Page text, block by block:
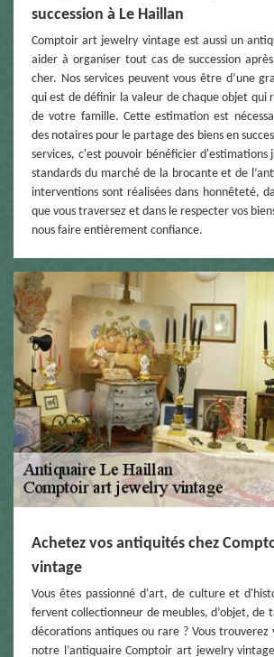
succession à Le Haillan
Comptoir art jewelry vintage est aussi un
aider à organiser tout cas de succession
cher. Nos services peuvent vous être d’une
qui est de définir la valeur de chaque objet qui
de votre famille. Cette estimation est
des notaires pour le partage des biens en
services, c'est pouvoir bénéficier d'estimations
standards du marché de la brocante et de
interventions sont réalisées dans honnêteté,
que vous traversez et dans le respecter vos
nous faire entièrement confiance.
Achetez vos antiquités chez
vintage
Vous êtes passionné d'art, de culture et
fervent collectionneur de meubles, d’objet, de
décorations antiques ou rare ? Vous trouverez
notre l’antiquaire Comptoir art jewelry